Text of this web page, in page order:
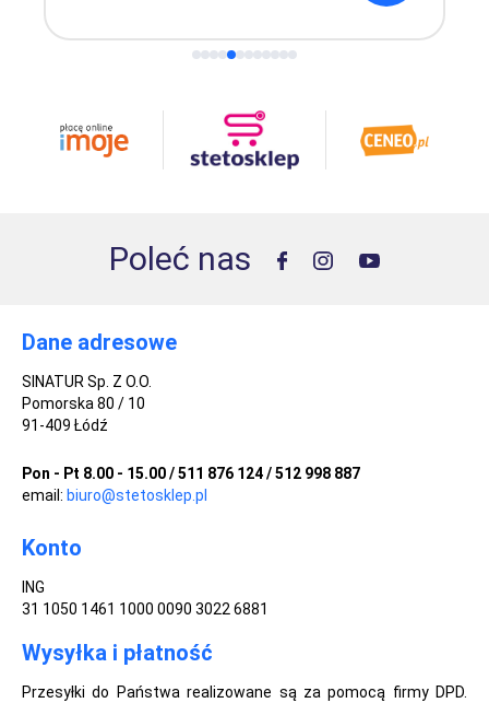
Poleć nas
Dane adresowe
SINATUR Sp. Z O.O.
Pomorska 80 / 10
91-409 Łódź
Pon - Pt 8.00 - 15.00 / 511 876 124 / 512 998 887
email: biuro@stetosklep.pl
Konto
ING
31 1050 1461 1000 0090 3022 6881
Wysyłka i płatność
Przesyłki do Państwa realizowane są za pomocą firmy DPD.